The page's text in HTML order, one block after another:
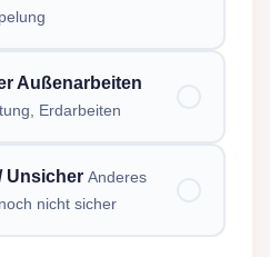
Außenarbeiten
Erdarbeiten
Unsicher Anderes
nicht sicher